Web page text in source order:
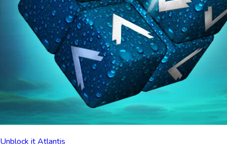
Unblock it Atlantis